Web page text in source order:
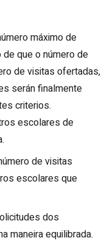
máximo de
que o número de
de visitas ofertadas,
serán finalmente
criterios.
escolares de
de visitas
escolares que
dos
maneira equilibrada.